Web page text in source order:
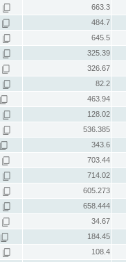
663.3
484.7
645.5
325.39
326.67
82.2
463.94
128.02
536.385
343.6
703.44
714.02
605.273
658.444
34.67
184.45
108.4